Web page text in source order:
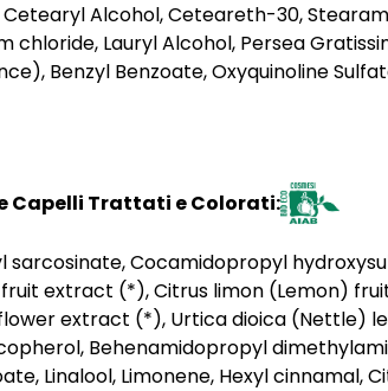
Alcohol, Ceteareth-30,
chloride, Lauryl Alcohol, Persea
Benzyl Benzoate, Oxyquinoline
Capelli Trattati e Colorati:
sarcosinate, Cocamidopropyl
extract (*), Citrus limon (Lemon)
extract (*), Urtica dioica (Nettle)
Behenamidopropyl
Linalool, Limonene, Hexyl cinnamal,